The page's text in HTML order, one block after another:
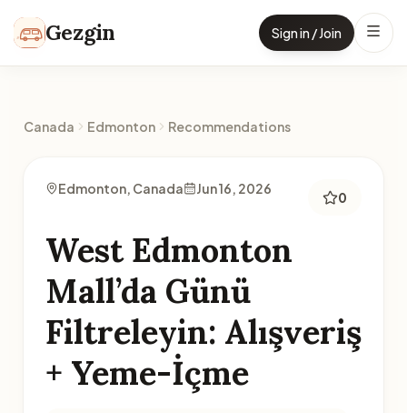
Gezgin Sign in / Join
Canada Edmonton Recommendations
Edmonton, Canada Jun 16, 2026
0
West Edmonton
Mall’da Günü
Filtreleyin: Alışveriş
+ Yeme-İçme